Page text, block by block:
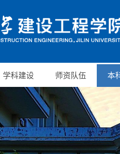
学科建设 师资队伍 本